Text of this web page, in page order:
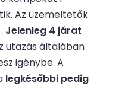
Az üzemeltetők
. Jelenleg 4 járat
utazás általában
igénybe. A
legkésőbbi pedig